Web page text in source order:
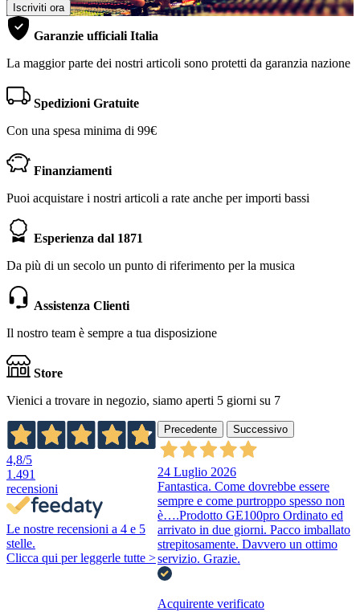
Iscriviti ora
Garanzie ufficiali Italia
La maggior parte dei nostri articoli sono protetti da garanzia nazione
Spedizioni Gratuite
Con una spesa minima di 99€
Finanziamenti
Puoi acquistare i nostri articoli a rate anche per importi bassi
Esperienza dal 1871
Da più di un secolo un punto di riferimento per la musica
Assistenza Clienti
Il nostro team è sempre a tua disposizione
Store
Vienici a trovare in negozio, siamo aperti 5 giorni su 7
4,8/5
1.491
recensioni
Le nostre recensioni a 4 e 5
stelle.
Clicca qui per leggerle tutte >
Precedente Successivo
24 Luglio 2026
Fantastica. Come dovrebbe essere
sempre e come purtroppo spesso non
è….Prodotto GE100pro Ordinato ed
arrivato in due giorni. Pacco imballato
strepitosamente. Davvero un ottimo
servizio. Grazie.
Acquirente verificato